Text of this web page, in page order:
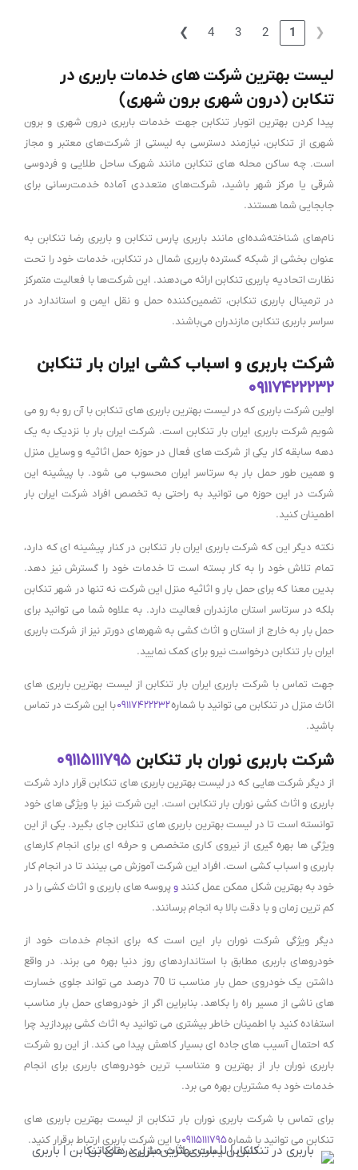
❮
1
2
3
4
❯
لیست بهترین شرکت های خدمات باربری در
تنکابن (درون شهری برون شهری)
پیدا کردن بهترین اتوبار تنکابن جهت خدمات باربری درون شهری و برون
شهری از تنکابن، نیازمند دسترسی به لیستی از شرکت‌های معتبر و مجاز
است. چه ساکن محله های تنکابن مانند شهرک ساحل طلایی و فردوسی
شرقی یا مرکز شهر باشید، شرکت‌های متعددی آماده خدمت‌رسانی برای
جابجایی شما هستند.
نام‌های شناخته‌شده‌ای مانند باربری پارس تنکابن و باربری رضا تنکابن به
عنوان بخشی از شبکه گسترده باربری شمال در تنکابن، خدمات خود را تحت
نظارت اتحادیه باربری تنکابن ارائه می‌دهند. این شرکت‌ها با فعالیت متمرکز
در ترمینال باربری تنکابن، تضمین‌کننده حمل و نقل ایمن و استاندارد در
سراسر باربری تنکابن مازندران می‌باشند.
شرکت باربری و اسباب کشی ایران بار تنکابن
۰۹۱۱۷۴۲۲۲۳۲
اولین شرکت باربری که در لیست بهترین باربری های تنکابن با آن رو به رو می
شویم شرکت باربری ایران بار تنکابن است. شرکت ایران بار با نزدیک به یک
دهه سابقه کار یکی از شرکت های فعال در حوزه حمل اثاثیه و وسایل منزل
و همین طور حمل بار به سرتاسر ایران محسوب می شود. با پیشینه این
شرکت در این حوزه می توانید به راحتی به تخصص افراد شرکت ایران بار
اطمینان کنید.
نکته دیگر این که شرکت باربری ایران بار تنکابن در کنار پیشینه ای که دارد،
تمام تلاش خود را به کار بسته است تا خدمات خود را گسترش نیز دهد.
بدین معنا که برای حمل بار و اثاثیه منزل این شرکت نه تنها در شهر تنکابن
بلکه در سرتاسر استان مازندران فعالیت دارد. به علاوه شما می توانید برای
حمل بار به خارج از استان و اثاث کشی به شهرهای دورتر نیز از شرکت باربری
ایران بار تنکابن درخواست نیرو برای کمک نمایید.
جهت تماس با شرکت باربری ایران بار تنکابن از لیست بهترین باربری های
اثاث منزل در تنکابن می توانید با شماره۰۹۱۱۷۴۲۲۲۳۲با این شرکت در تماس
باشید.
شرکت باربری نوران بار تنکابن ۰۹۱۱۵۱۱۱۷۹۵
از دیگر شرکت هایی که در لیست بهترین باربری های تنکابن قرار دارد شرکت
باربری و اثاث کشی نوران بار تنکابن است. این شرکت نیز با ویژگی های خود
توانسته است تا در لیست بهترین باربری های تنکابن جای بگیرد. یکی از این
ویژگی ها بهره گیری از نیروی کاری متخصص و حرفه ای برای انجام کارهای
باربری و اسباب کشی است. افراد این شرکت آموزش می بینند تا در انجام کار
خود به بهترین شکل ممکن عمل کنند وپروسه های باربری و اثاث کشی را در
کم ترین زمان و با دقت بالا به انجام برسانند.
دیگر ویژگی شرکت نوران بار این است که برای انجام خدمات خود از
خودروهای باربری مطابق با استانداردهای روز دنیا بهره می برند. در واقع
داشتن یک خودروی حمل بار مناسب تا 70 درصد می تواند جلوی خسارت
های ناشی از مسیر راه را بکاهد. بنابراین اگر از خودروهای حمل بار مناسب
استفاده کنید با اطمینان خاطر بیشتری می توانید به اثاث کشی بپردازید چرا
که احتمال آسیب های جاده ای بسیار کاهش پیدا می کند. از این رو شرکت
باربری نوران بار از بهترین و متناسب ترین خودروهای باربری برای انجام
خدمات خود به مشتریان بهره می برد.
برای تماس با شرکت باربری نوران بار تنکابن از لیست بهترین باربری های
تنکابن می توانید با شماره۰۹۱۱۵۱۱۱۷۹۵با این شرکت باربری ارتباط برقرار کنید.